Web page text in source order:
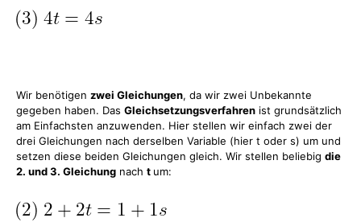
Wir benötigen zwei Gleichungen, da wir zwei Unbekannte
gegeben haben. Das Gleichsetzungsverfahren ist grundsätzlich
am Einfachsten anzuwenden. Hier stellen wir einfach zwei der
drei Gleichungen nach derselben Variable (hier t oder s) um und
setzen diese beiden Gleichungen gleich. Wir stellen beliebig die
2. und 3. Gleichung nach t um: